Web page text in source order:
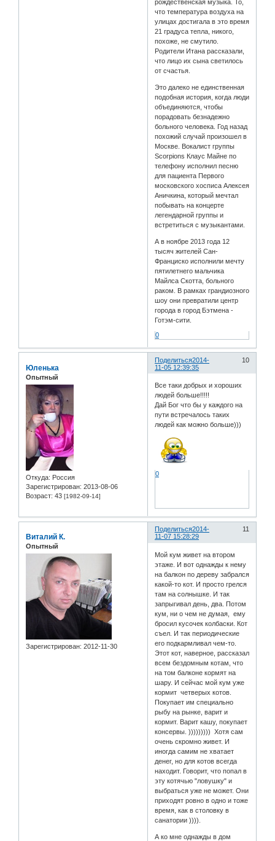
рождественская музыка. То,
что температура воздуха на
улицах достигала в это время
21 градуса тепла, никого,
похоже, не смутило.
Родители Итана рассказали,
что лицо их сына светилось
от счастья.
Это далеко не единственная
подобная история, когда люди
объединяются, чтобы
порадовать безнадежно
больного человека. Год назад
похожий случай произошел в
Москве. Вокалист группы
Scorpions Клаус Майне по
телефону исполнил песню
для пациента Первого
московского хосписа Алексея
Аничкина, который мечтал
побывать на концерте
легендарной группы и
встретиться с музыкантами.
А в ноябре 2013 года 12
тысяч жителей Сан-
Франциско исполнили мечту
пятилетнего мальчика
Майлса Скотта, больного
раком. В рамках грандиозного
шоу они превратили центр
города в город Бэтмена -
Готэм-сити.
0
Поделиться 10
2014-
11-05 12:39:35
Юленька
Опытный
Откуда: Россия
Зарегистрирован: 2013-08-06
Возраст: 43 [1982-09-14]
Все таки добрых и хороших
людей больше!!!!!
Дай Бог что бы у каждого на
пути встречалось таких
людей как можно больше)))
0
Поделиться 11
2014-
11-07 15:28:29
Виталий К.
Опытный
Зарегистрирован: 2012-11-30
Мой кум живет на втором
этаже. И вот однажды к нему
на балкон по дереву забрался
какой-то кот. И просто грелся
там на солнышке. И так
запрыгивал день, два. Потом
кум, ни о чем не думая, ему
бросил кусочек колбаски. Кот
съел. И так периодические
его подкармливал чем-то.
Этот кот, наверное, рассказал
всем бездомным котам, что
на том балконе кормят на
шару. И сейчас мой кум уже
кормит четверых котов.
Покупает им специально
рыбу на рынке, варит и
кормит. Варит кашу, покупает
консервы. ))))))))) Хотя сам
очень скромно живет. И
иногда самим не хватает
денег, но для котов всегда
находит. Говорит, что попал в
эту котячью "ловушку" и
выбраться уже не может. Они
приходят ровно в одно и тоже
время, как в столовку в
санатории )))).
А ко мне однажды в дом